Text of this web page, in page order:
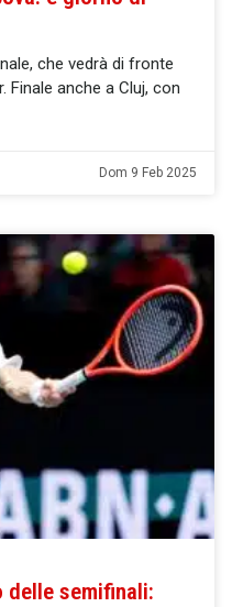
che vedrà di fronte
Finale anche a Cluj, con
Dom 9 Feb 2025
delle semifinali: